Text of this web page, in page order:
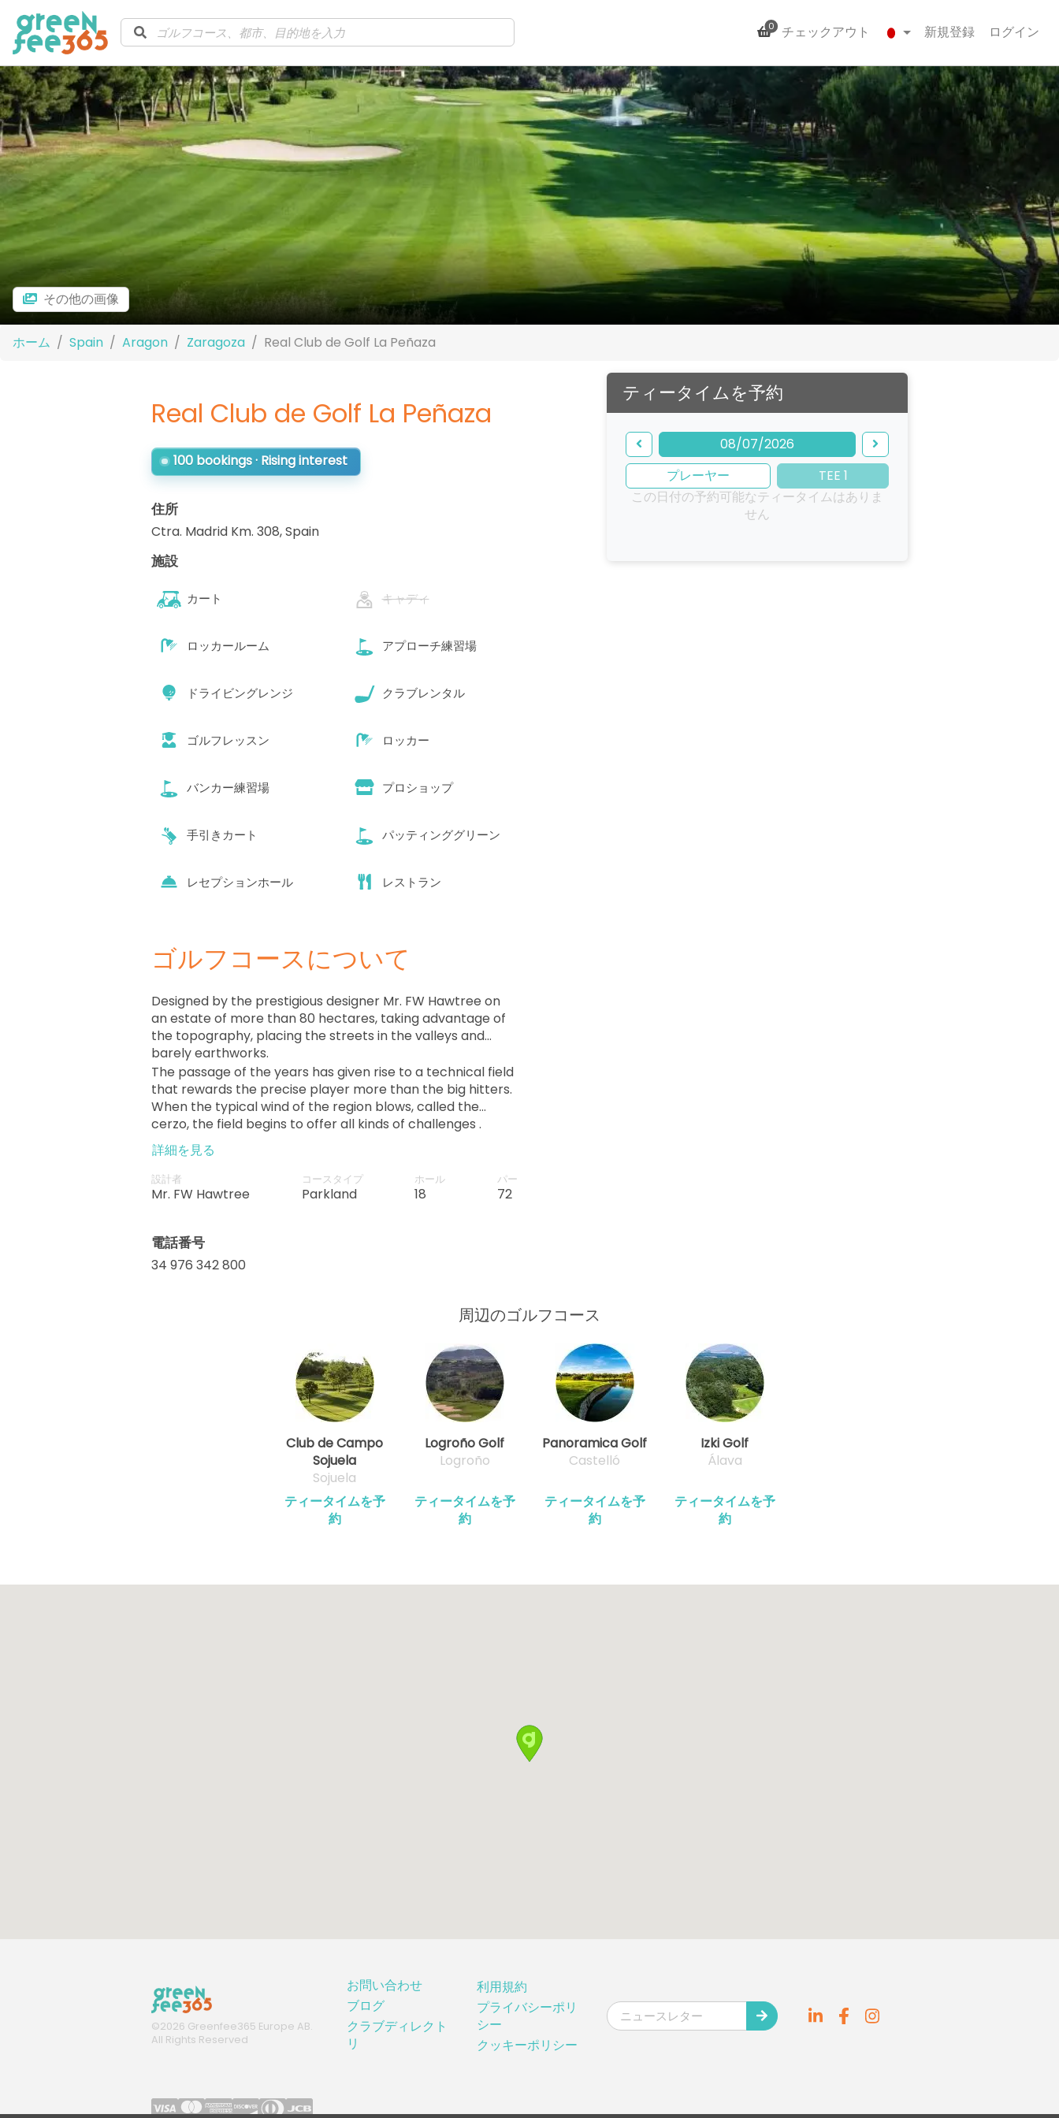
0 チェックアウト 新規登録 ログイン
その他の画像
ホーム Spain Aragon Zaragoza Real Club de Golf La Peñaza
Real Club de Golf La Peñaza
100 bookings · Rising interest
住所
Ctra. Madrid Km. 308,Spain
ティータイムを予約
08/07/2026
プレーヤー
TEE 1
この日付の予約可能なティータイムはありま
せん
施設
カート キャディ
ロッカールーム アプローチ練習場
ドライビングレンジ クラブレンタル
ゴルフレッスン ロッカー
バンカー練習場 プロショップ
手引きカート パッティンググリーン
レセプションホール レストラン
ゴルフコースについて
Designed by the prestigious designer Mr. FW Hawtree on
an estate of more than 80 hectares, taking advantage of
the topography, placing the streets in the valleys and
barely earthworks.
The passage of the years has given rise to a technical field
that rewards the precise player more than the big hitters.
When the typical wind of the region blows, called the
cerzo, the field begins to offer all kinds of challenges .
詳細を見る
設計者
Mr. FW Hawtree
コースタイプ
Parkland
ホール
18
パー
72
電話番号
34 976 342 800
周辺のゴルフコース
Club de Campo
Sojuela
Sojuela
ティータイムを予
約
Logroño Golf
Logroño
ティータイムを予
約
Panoramica Golf
Castelló
ティータイムを予
約
Izki Golf
Álava
ティータイムを予
約
©2026 Greenfee365 Europe AB.
All Rights Reserved
お問い合わせ
ブログ
クラブディレクト
リ
利用規約
プライバシーポリ
シー
クッキーポリシー